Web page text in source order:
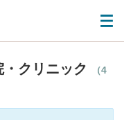
クリニック
（4